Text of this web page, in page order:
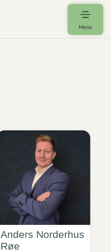
Meny
Anders Norderhus
Røe